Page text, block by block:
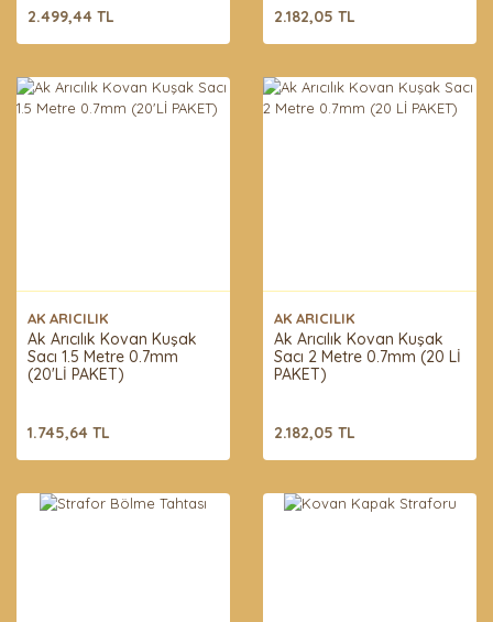
2.499,44 TL 2.182,05 TL
AK ARICILIK
Ak Arıcılık Kovan Kuşak
Sacı 1.5 Metre 0.7mm
(20'Lİ PAKET)
1.745,64 TL
AK ARICILIK
Ak Arıcılık Kovan Kuşak
Sacı 2 Metre 0.7mm (20 Lİ
PAKET)
2.182,05 TL